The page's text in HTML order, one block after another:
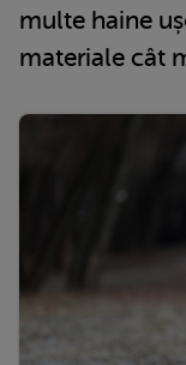
multe haine
materiale cât